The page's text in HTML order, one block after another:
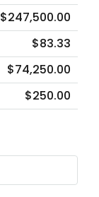
$247,500.00
$83.33
$74,250.00
$250.00